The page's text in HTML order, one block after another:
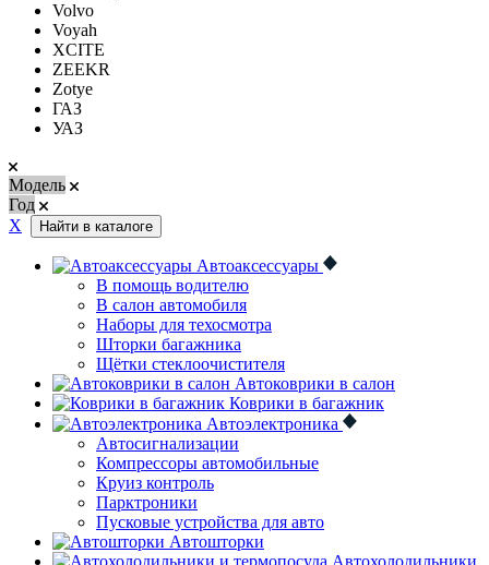
Volvo
Voyah
XCITE
ZEEKR
Zotye
ГАЗ
УАЗ
Модель
Год
Х
Найти в каталоге
Автоаксессуары
В помощь водителю
В салон автомобиля
Наборы для техосмотра
Шторки багажника
Щётки стеклоочистителя
Автоковрики в салон
Коврики в багажник
Автоэлектроника
Автосигнализации
Компрессоры автомобильные
Круиз контроль
Парктроники
Пусковые устройства для авто
Автошторки
Автохолодильники